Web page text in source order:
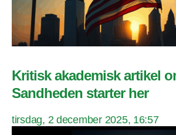
Kritisk akademisk artikel
Sandheden starter her
tirsdag, 2 december 2025, 16:57